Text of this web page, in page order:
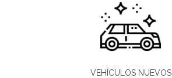
VEHÍCULOS NUEVOS